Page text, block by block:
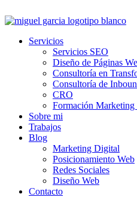
al
Servicios
Servicios SEO
Diseño de Páginas
Consultoría en
Consultoría de
CRO
Formación
Sobre mi
Trabajos
Blog
Marketing Digital
Posicionamiento Web
Redes Sociales
Diseño Web
Contacto